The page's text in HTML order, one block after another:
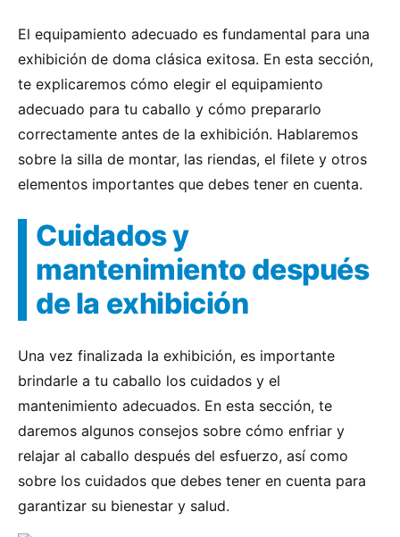
El equipamiento adecuado es fundamental para una
exhibición de doma clásica exitosa. En esta sección,
te explicaremos cómo elegir el equipamiento
adecuado para tu caballo y cómo prepararlo
correctamente antes de la exhibición. Hablaremos
sobre la silla de montar, las riendas, el filete y otros
elementos importantes que debes tener en cuenta.
Cuidados y
mantenimiento después
de la exhibición
Una vez finalizada la exhibición, es importante
brindarle a tu caballo los cuidados y el
mantenimiento adecuados. En esta sección, te
daremos algunos consejos sobre cómo enfriar y
relajar al caballo después del esfuerzo, así como
sobre los cuidados que debes tener en cuenta para
garantizar su bienestar y salud.